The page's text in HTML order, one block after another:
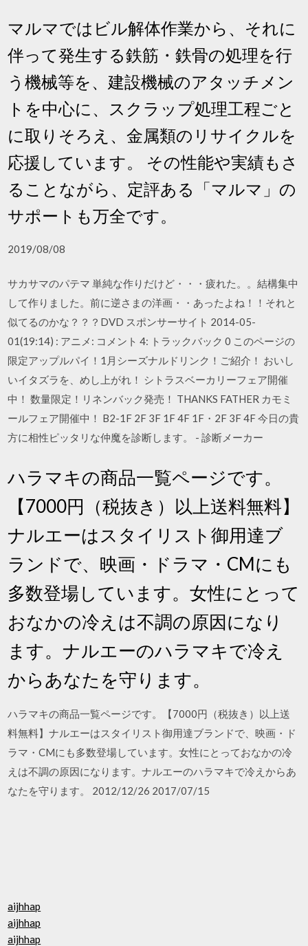
マルマではビル解体作業から、それに
伴って発生する鉄筋・鉄骨の処理を行
う機械等を、建設機械のアタッチメン
トを中心に、スクラップ処理工程ごと
に取りそろえ、金属類のリサイクルを
応援しています。 その性能や実績もさ
ることながら、定評ある「マルマ」の
サポートも万全です。
2019/08/08
サカサマのパテマ 単純な作りだけど・・・疲れた。。結構集中
して作りました。前に逆さまの洋画・・あったよね！！それと
似てるのかな？？？DVD スポンサーサイト 2014-05-
01(19:14) : アニメ: コメント 4: トラックバック 0 このページの
限定アップルパイ！1月シーズナルドリンク！ご紹介！ おいし
いイタズラを、めし上がれ！ シトラスベーカリーフェア開催
中！ 数量限定！リネンバック発売！ THANKS FATHER カモミ
ールフェア開催中！ B2-1F 2F 3F 1F 4F 1F・2F 3F 4F 今日の貴
方に相性ピッタリな仲魔を診断します。 - 診断メーカー
ハラマキの商品一覧ページです。
【7000円（税抜き）以上送料無料】
ナルエーはスタイリスト御用達ブ
ランドで、映画・ドラマ・CMにも
多数登場しています。女性にとって
おなかの冷えは不調の原因になり
ます。ナルエーのハラマキで冷え
からあなたを守ります。
ハラマキの商品一覧ページです。【7000円（税抜き）以上送
料無料】ナルエーはスタイリスト御用達ブランドで、映画・ド
ラマ・CMにも多数登場しています。女性にとっておなかの冷
えは不調の原因になります。ナルエーのハラマキで冷えからあ
なたを守ります。 2012/12/26 2017/07/15
aijhhap
aijhhap
aijhhap